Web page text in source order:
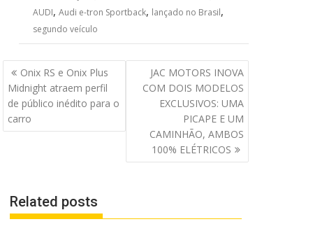
AUDI, Audi e-tron Sportback, lançado no Brasil,
segundo veículo
Navegação
de
Post
Onix RS e Onix Plus
Midnight atraem perfil
de público inédito para o
carro
JAC MOTORS INOVA
COM DOIS MODELOS
EXCLUSIVOS: UMA
PICAPE E UM
CAMINHÃO, AMBOS
100% ELÉTRICOS
Related posts